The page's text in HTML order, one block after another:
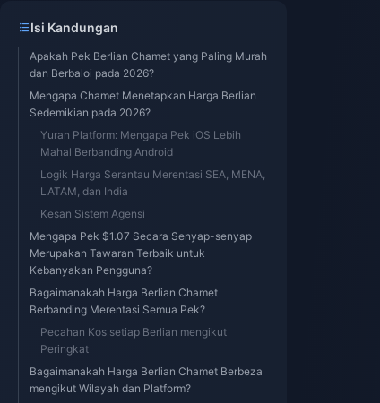
Isi Kandungan
Apakah Pek Berlian Chamet yang Paling Murah
dan Berbaloi pada 2026?
Mengapa Chamet Menetapkan Harga Berlian
Sedemikian pada 2026?
Yuran Platform: Mengapa Pek iOS Lebih
Mahal Berbanding Android
Logik Harga Serantau Merentasi SEA, MENA,
LATAM, dan India
Kesan Sistem Agensi
Mengapa Pek $1.07 Secara Senyap-senyap
Merupakan Tawaran Terbaik untuk
Kebanyakan Pengguna?
Bagaimanakah Harga Berlian Chamet
Berbanding Merentasi Semua Pek?
Pecahan Kos setiap Berlian mengikut
Peringkat
Bagaimanakah Harga Berlian Chamet Berbeza
mengikut Wilayah dan Platform?